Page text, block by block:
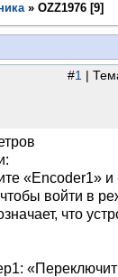
» OZZ1976 [9]
#1 |
«Encoder1» и
войти в
что